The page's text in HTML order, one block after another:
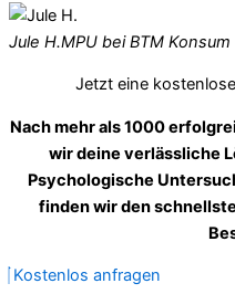
Jule H.MPU bei BTM Konsum
Jetzt eine
Nach mehr als 1000
wir deine verlässliche
Psychologische
finden wir den
Kostenlos anfragen